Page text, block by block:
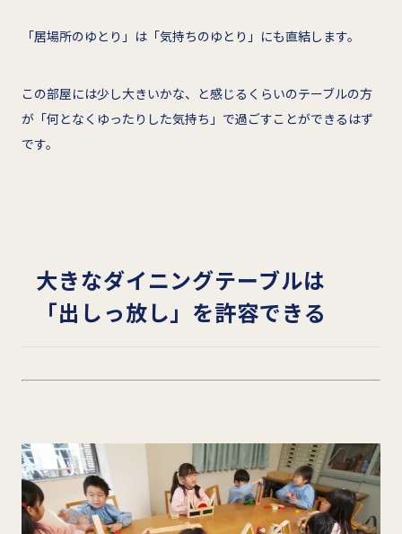
「居場所のゆとり」は「気持ちのゆとり」にも直結します。
この部屋には少し大きいかな、と感じるくらいのテーブルの方
が「何となくゆったりした気持ち」で過ごすことができるはず
です。
大きなダイニングテーブルは
「出しっ放し」を許容できる